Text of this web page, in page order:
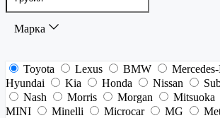
Марка
Toyota Lexus BMW
Hyundai
Kia Honda Nissan
Nash
Morris Morgan Mitsuoka
MINI
Minelli Microcar MG